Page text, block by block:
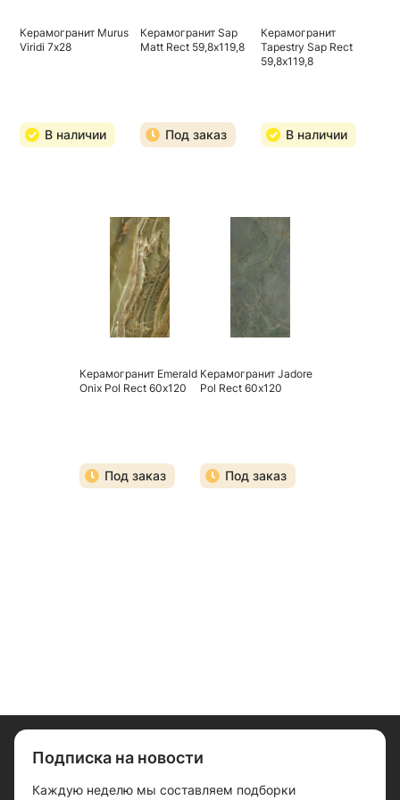
Керамогранит Murus
Viridi 7х28
В наличии
Керамогранит Sap
Matt Rect 59,8х119,8
Под заказ
Керамогранит
Tapestry Sap Rect
59,8х119,8
В наличии
Керамогранит Emerald
Onix Pol Rect 60х120
Под заказ
Керамогранит Jadore
Pol Rect 60х120
Под заказ
Подписка на новости
Каждую неделю мы составляем подборки